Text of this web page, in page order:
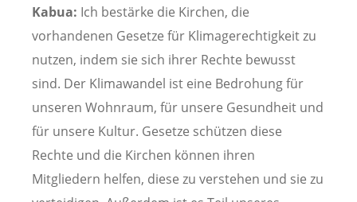
Kabua: Ich bestärke die Kirchen, die
vorhandenen Gesetze für Klimagerechtigkeit zu
nutzen, indem sie sich ihrer Rechte bewusst
sind. Der Klimawandel ist eine Bedrohung für
unseren Wohnraum, für unsere Gesundheit und
für unsere Kultur. Gesetze schützen diese
Rechte und die Kirchen können ihren
Mitgliedern helfen, diese zu verstehen und sie zu